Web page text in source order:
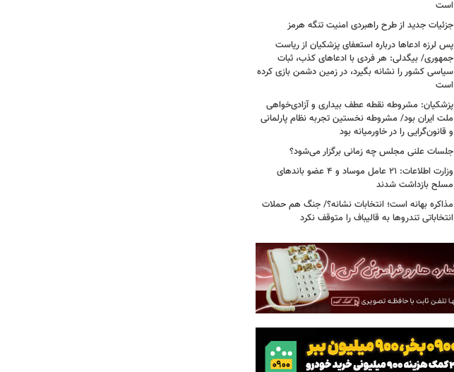
است
جزئیات جدید از طرح راهبردی امنیت تنگه هرمز
پس لرزه ادعاها درباره استعفای پزشکیان از ریاست
جمهوری/ بیگدلی: هر فردی با ادعاهای کذب، ثبات
سیاسی کشور را نشانه بگیرد، در زمین دشمن بازی کرده
است
پزشکیان: مشروطه نقطه عطف بیداری و آزادی‌خواهی
ملت ایران بود/ مشروطه نخستین تجربه نظام پارلمانی
و قانون‌گرایی را در خاورمیانه بود
جلسات علنی مجلس چه زمانی برگزار می‌شود؟
وزارت اطلاعات: ۲۱ عامل موساد و ۴ عضو باندهای
مسلح بازداشت شدند
مذاکره بهانه است؛ انتخابات نشانه؟/ جنگ هم حملات
انتخاباتی تندروها به قالیباف را متوقف نکرد